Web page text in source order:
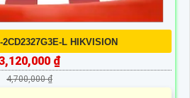
L HIKVISION
₫
4,700,000 ₫